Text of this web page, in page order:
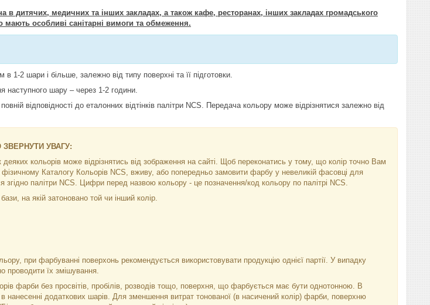
в дитячих, медичних та інших закладах, а також кафе, ресторанах, інших закладах громадського
особливі санітарні вимоги та обмеження.
2 шари і більше, залежно від типу поверхні та її підготовки.
наступного шару – через 1-2 години.
відповідності до еталонних відтінків палітри NCS. Передача кольору може відрізнятися залежно від
УВАГУ:
деяких кольорів може відрізнятись від зображення на сайті. Щоб переконатись у тому, що колір точно Вам
фізичному Каталогу Кольорів NCS, вживу, або попередньо замовити фарбу у невеликій фасовці для
згідно палітри NCS. Цифри перед назвою кольору - це позначення/код кольору по палітрі NCS.
на якій затоновано той чи інший колір.
при фарбуванні поверхонь рекомендується використовувати продукцію однієї партії. У випадку
проводити їх змішування.
фарби без просвітів, пробілів, розводів тощо, поверхня, що фарбується має бути однотонною. В
нанесенні додаткових шарів. Для зменшення витрат тонованої (в насичений колір) фарби, поверхню